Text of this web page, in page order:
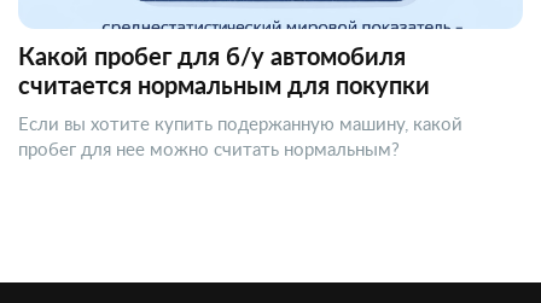
Какой пробег для б/у автомобиля
считается нормальным для покупки
Если вы хотите купить подержанную машину, какой
пробег для нее можно считать нормальным?